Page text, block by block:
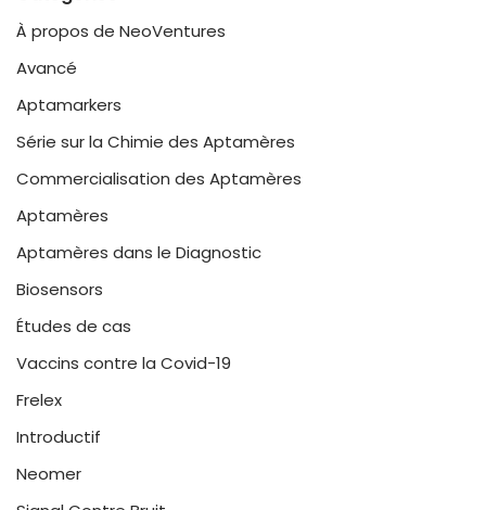
À propos de NeoVentures
Avancé
Aptamarkers
Série sur la Chimie des Aptamères
Commercialisation des Aptamères
Aptamères
Aptamères dans le Diagnostic
Biosensors
Études de cas
Vaccins contre la Covid-19
Frelex
Introductif
Neomer